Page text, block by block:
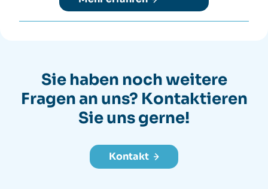
Sie haben noch weitere
Fragen an uns? Kontaktieren
Sie uns gerne!
Kontakt